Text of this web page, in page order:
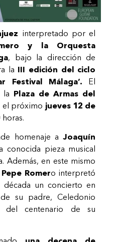
interpretado por el
y la Orquesta
, bajo la dirección de
la III edición del ciclo
Festival Málaga’.
El
la Plaza de Armas del
el próximo jueves 12 de
horas.
homenaje aJoaquín
conocida pieza musical
Además, en este mismo
Pepe Romero interpretó
un concierto en
su padre, Celedonio
del centenario de su